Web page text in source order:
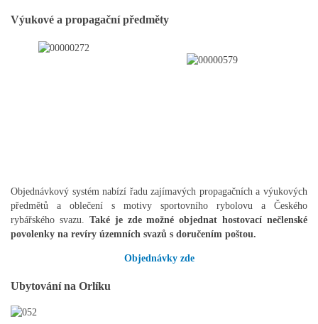
Výukové a propagační předměty
Objednávkový systém nabízí řadu zajímavých propagačních a výukových
předmětů a oblečení s motivy sportovního rybolovu a Českého
rybářského svazu. Také je zde možné objednat hostovací nečlenské
povolenky na revíry územních svazů s doručením poštou.
Objednávky zde
Ubytování na Orlíku